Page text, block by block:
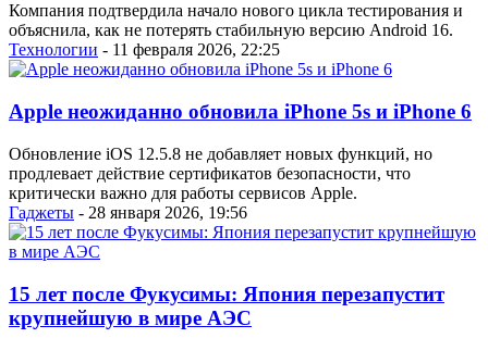
Компания подтвердила начало нового цикла тестирования и
объяснила, как не потерять стабильную версию Android 16.
Технологии - 11 февраля 2026, 22:25
Apple неожиданно обновила iPhone 5s и iPhone 6
Обновление iOS 12.5.8 не добавляет новых функций, но
продлевает действие сертификатов безопасности, что
критически важно для работы сервисов Apple.
Гаджеты - 28 января 2026, 19:56
15 лет после Фукусимы: Япония перезапустит
крупнейшую в мире АЭС